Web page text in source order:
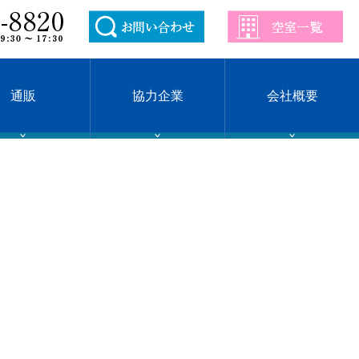
通販 協力企業 会社概要